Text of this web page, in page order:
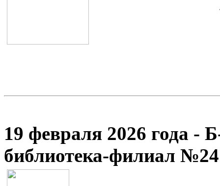
19 февраля 2026 года -
библиотека-филиал №24